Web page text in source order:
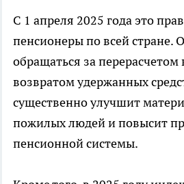
С 1 апреля 2025 года это
пенсионеры по всей стране.
обращаться за
возвратом удержанных
существенно улучшит
пожилых людей и повысит
пенсионной системы.